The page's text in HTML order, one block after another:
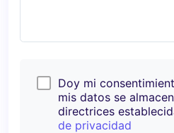
Doy mi
mis datos se
directrices
de privacidad